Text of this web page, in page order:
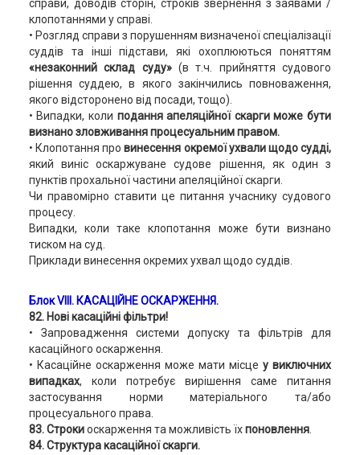
справи, доводів сторін, строків звернення з заявами /
клопотаннями у справі.
• Розгляд справи з порушенням визначеної спеціалізації
суддів та інші підстави, які охоплюються поняттям
«незаконний склад суду»(в т.ч. прийняття судового
рішення суддею, в якого закінчились повноваження,
якого відсторонено від посади, тощо).
• Випадки, коли подання апеляційної скарги може бути
визнано зловживання процесуальним правом.
• Клопотання провинесення окремої ухвали щодо судді,
який виніс оскаржуване судове рішення, як один з
пунктів прохальної частини апеляційної скарги.
Чи правомірно ставити це питання учаснику судового
процесу.
Випадки, коли таке клопотання може бути визнано
тиском на суд.
Приклади винесення окремих ухвал щодо суддів.
Блок VIII. КАСАЦІЙНЕ ОСКАРЖЕННЯ.
82. Нові касаційні фільтри!
• Запровадження системи допуску та фільтрів для
касаційного оскарження.
• Касаційне оскарження може мати місцеу виключних
випадках, коли потребує вирішення саме питання
застосування норми матеріального та/або
процесуального права.
83. Строкиоскарження та можливість їхпоновлення.
84. Структура касаційної скарги.